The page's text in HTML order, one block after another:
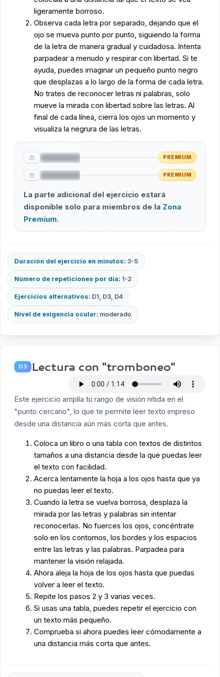
ligeramente borroso.
Observa cada letra por separado, dejando que el
ojo se mueva punto por punto, siguiendo la forma
de la letra de manera gradual y cuidadosa. Intenta
parpadear a menudo y respirar con libertad. Si te
ayuda, puedes imaginar un pequeño punto negro
que desplazas a lo largo de la forma de cada letra.
No trates de reconocer letras ni palabras, solo
mueve la mirada con libertad sobre las letras. Al
final de cada línea, cierra los ojos un momento y
visualiza la negrura de las letras.
PREMIUM
PREMIUM
La parte adicional del ejercicio estará
disponible solo para miembros de la Zona
Premium.
Duración del ejercicio en minutos: 3-5
Número de repeticiones por día: 1-2
Ejercicios alternativos: D1, D3, D4
Nivel de exigencia ocular: moderado
D3 Lectura con "tromboneo"
Este ejercicio amplía tu rango de visión nítida en el
"punto cercano", lo que te permite leer texto impreso
desde una distancia aún más corta que antes.
Coloca un libro o una tabla con textos de distintos
tamaños a una distancia desde la que puedas leer
el texto con facilidad.
Acerca lentamente la hoja a los ojos hasta que ya
no puedas leer el texto.
Cuando la letra se vuelva borrosa, desplaza la
mirada por las letras y palabras sin intentar
reconocerlas. No fuerces los ojos, concéntrate
solo en los contornos, los bordes y los espacios
entre las letras y las palabras. Parpadea para
mantener la visión relajada.
Ahora aleja la hoja de los ojos hasta que puedas
volver a leer el texto.
Repite los pasos 2 y 3 varias veces.
Si usas una tabla, puedes repetir el ejercicio con
un texto más pequeño.
Comprueba si ahora puedes leer cómodamente a
una distancia más corta que antes.